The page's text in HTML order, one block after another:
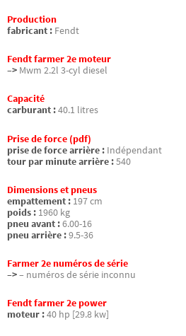
Production
fabricant : Fendt
Fendt farmer 2e moteur
–> Mwm 2.2l 3-cyl diesel
Capacité
carburant :40.1 litres
Prise de force (pdf)
prise de force arrière : Indépendant
tour par minute arrière :540
Dimensions et pneus
empattement : 197 cm
poids : 1960 kg
pneu avant :6.00-16
pneu arrière :9.5-36
Farmer 2e numéros de série
–>– numéros de série inconnu
Fendt farmer 2e power
moteur :40 hp [29.8 kw]